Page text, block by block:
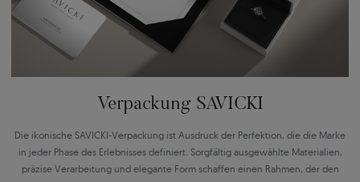
Verpackung SAVICKI
Die ikonische SAVICKI-Verpackung ist Ausdruck der Perfektion, die die Marke
in jeder Phase des Erlebnisses definiert. Sorgfältig ausgewählte Materialien,
präzise Verarbeitung und elegante Form schaffen einen Rahmen, der den